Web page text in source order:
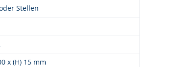
Stellen
x (H) 15 mm